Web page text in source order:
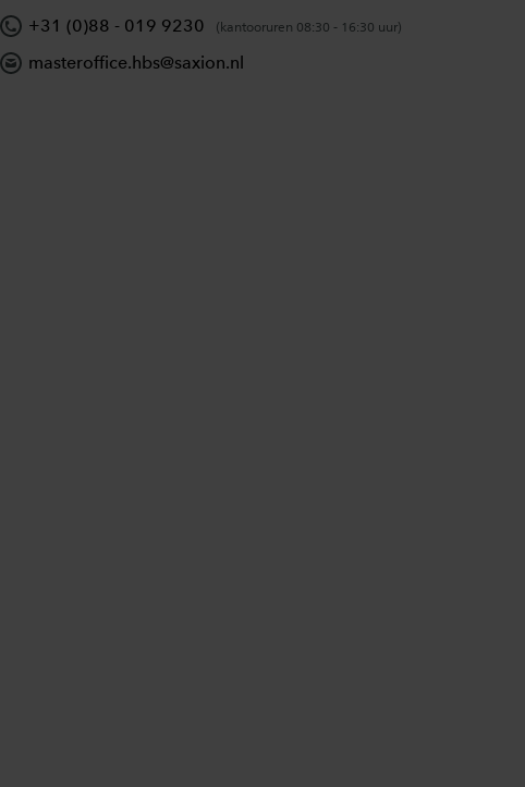
+31 (0)88 - 019 9230 (kantooruren 08:30 - 16:30 uur)
masteroffice.hbs@saxion.nl